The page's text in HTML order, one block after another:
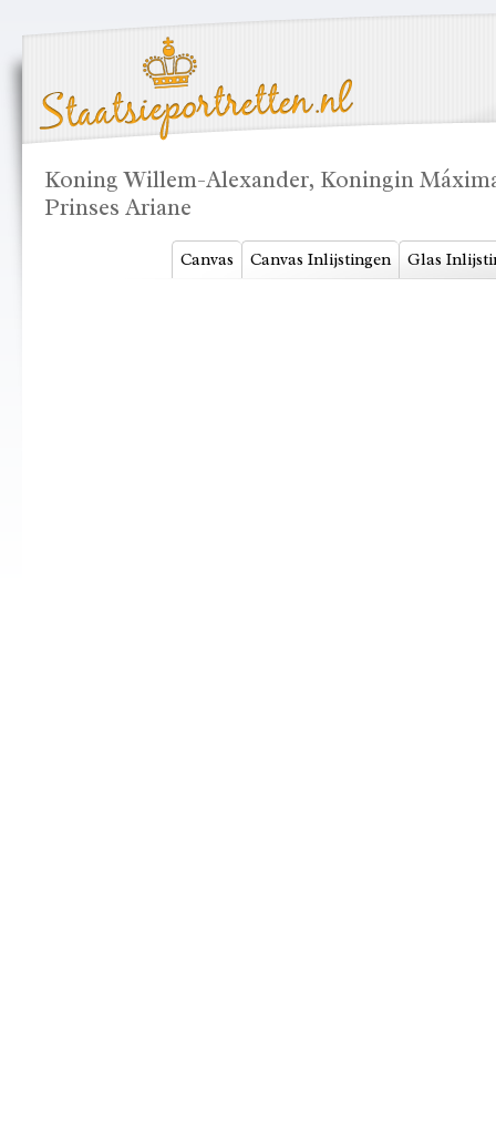
Koning Willem-Alexander, Koningin
Prinses Ariane
Canvas Canvas Inlijstingen Glas